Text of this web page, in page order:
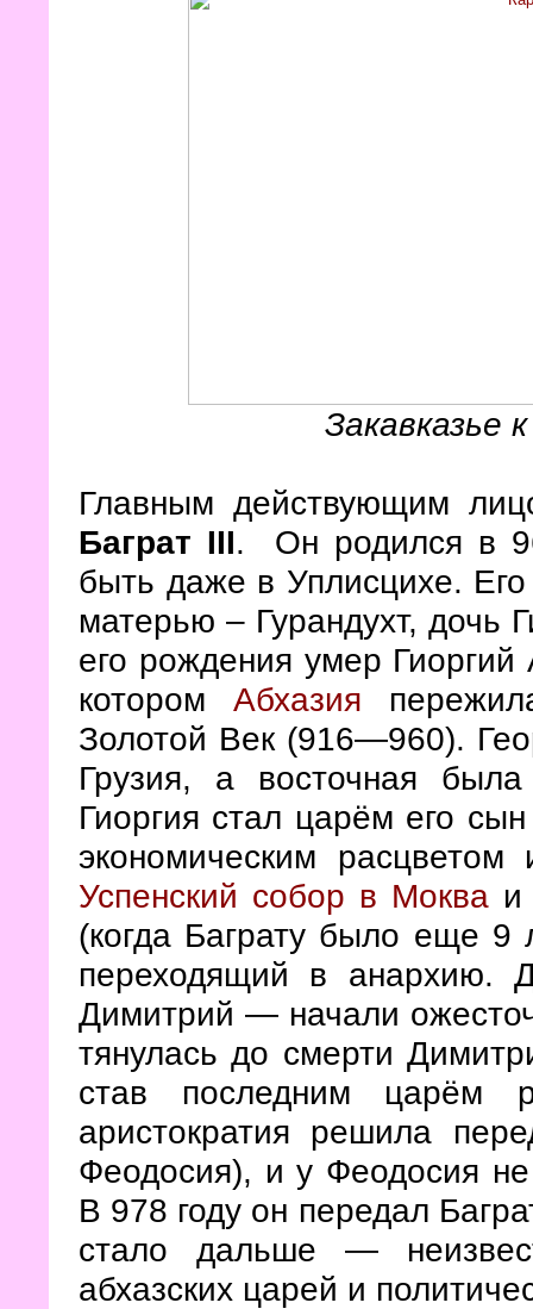
Закавказье
Главным действующим
Баграт III.
Он родился в
быть даже в Уплисцихе.
матерью – Гурандухт, дочь
его рождения умер
которомАбхазия
Золотой Век (916—960).
Грузия, а восточная
Гиоргия стал царём его
экономическим
Успенский собор в Мокваи
(когда Баграту было еще 9
переходящий в
Димитрий — начали
тянулась до смерти
став последним царём
аристократия решила
Феодосия), и у Феодосия
В 978 году он передал
стало дальше —
абхазских царей и